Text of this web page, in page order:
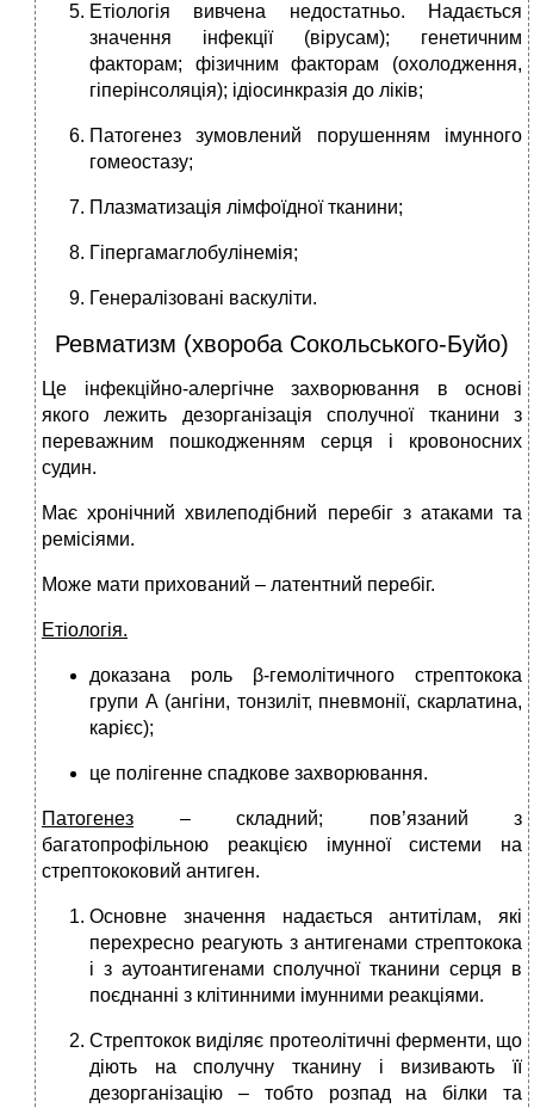
Етіологія вивчена недостатньо. Надається
значення інфекції (вірусам); генетичним
факторам; фізичним факторам (охолодження,
гіперінсоляція); ідіосинкразія до ліків;
Патогенез зумовлений порушенням імунного
гомеостазу;
Плазматизація лімфоїдної тканини;
Гіпергамаглобулінемія;
Генералізовані васкуліти.
Ревматизм (хвороба Сокольського-Буйо)
Це інфекційно-алергічне захворювання в основі
якого лежить дезорганізація сполучної тканини з
переважним пошкодженням серця і кровоносних
судин.
Має хронічний хвилеподібний перебіг з атаками та
ремісіями.
Може мати прихований – латентний перебіг.
Етіологія.
доказана роль β-гемолітичного стрептокока
групи А (ангіни, тонзиліт, пневмонії, скарлатина,
карієс);
це полігенне спадкове захворювання.
Патогенез – складний; пов’язаний з
багатопрофільною реакцією імунної системи на
стрептококовий антиген.
Основне значення надається антитілам, які
перехресно реагують з антигенами стрептокока
і з аутоантигенами сполучної тканини серця в
поєднанні з клітинними імунними реакціями.
Стрептокок виділяє протеолітичні ферменти, що
діють на сполучну тканину і визивають її
дезорганізацію – тобто розпад на білки та